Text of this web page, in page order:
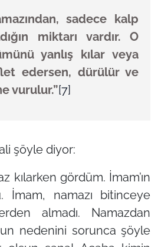
sadece kalp
miktarı vardır. O
yanlış kılar veya
edersen, dürülür ve
vurulur.”[7]
şöyle diyor:
kılarken gördüm. İmam’ın
İmam, namazı bitinceye
almadı. Namazdan
nedenini sorunca şöyle